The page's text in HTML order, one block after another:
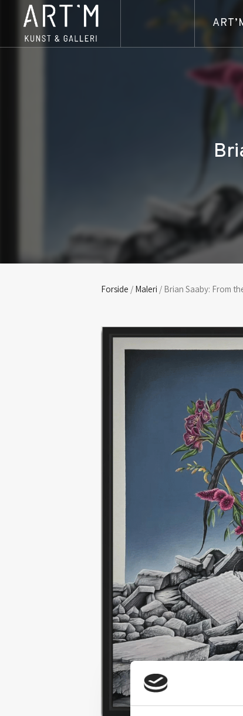
Forside / Maleri / Brian Saaby: From